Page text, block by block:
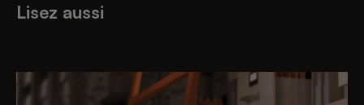
Lisez aussi